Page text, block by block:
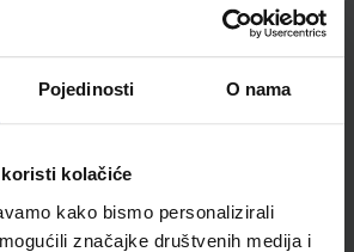
Pojedinosti O nama
kolačiće
kako bismo personalizirali
značajke društvenih medija i